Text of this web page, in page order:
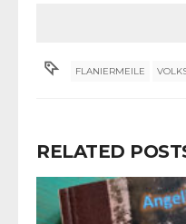
FLANIERMEILE
RELATED